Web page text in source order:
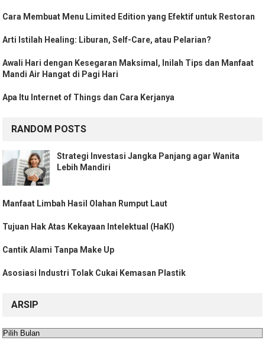
Cara Membuat Menu Limited Edition yang Efektif untuk Restoran
Arti Istilah Healing: Liburan, Self-Care, atau Pelarian?
Awali Hari dengan Kesegaran Maksimal, Inilah Tips dan Manfaat
Mandi Air Hangat di Pagi Hari
Apa Itu Internet of Things dan Cara Kerjanya
RANDOM POSTS
Strategi Investasi Jangka Panjang agar Wanita
Lebih Mandiri
Manfaat Limbah Hasil Olahan Rumput Laut
Tujuan Hak Atas Kekayaan Intelektual (HaKI)
Cantik Alami Tanpa Make Up
Asosiasi Industri Tolak Cukai Kemasan Plastik
ARSIP
Arsip